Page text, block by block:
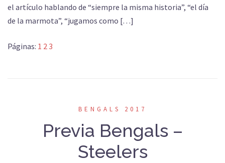
el artículo hablando de “siempre la misma historia”, “el día
de la marmota”, “jugamos como […]
Páginas: 1 23
BENGALS 2017
Previa Bengals –
Steelers